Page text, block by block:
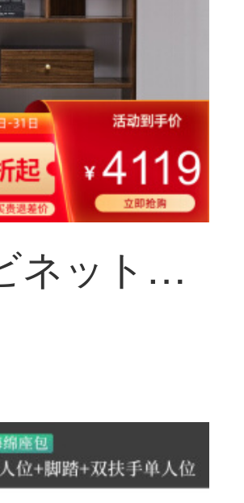
梵宜装飾キャビネット間キャビネット北米黒胡桃の木の実のキャビネットアメリカの客間の屏風の仕切り棚の玄関の戸棚の両面のキャビネットの装飾の簡単なキャビネットの8 K 09〓〓間のホールのキャビネットの北米の黒胡桃の木